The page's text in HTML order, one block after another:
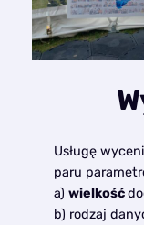
Usługę
paru
a)wielkość
b) rodzaj